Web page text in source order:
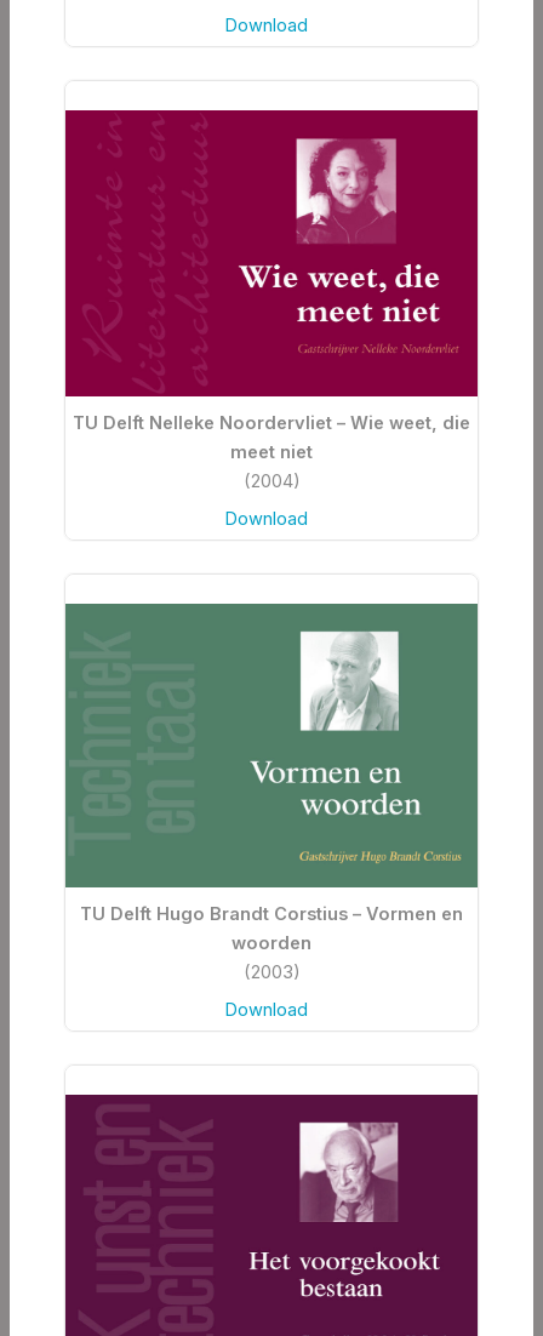
Download
TU Delft Nelleke Noordervliet – Wie weet, die
meet niet
(2004)
Download
TU Delft Hugo Brandt Corstius – Vormen en
woorden
(2003)
Download